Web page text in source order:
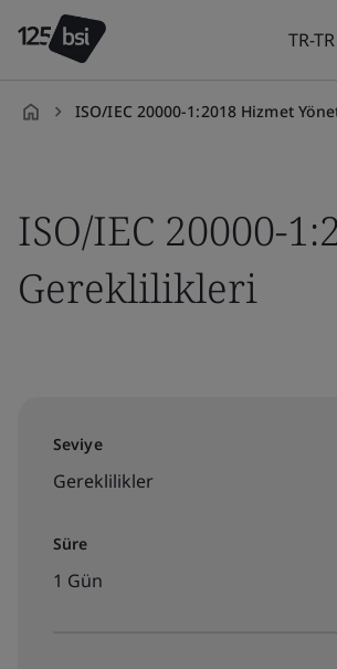
TR-TR
ISO/IEC 20000-1:2018 Hizmet
ISO/IEC 20000-
Gereklilikleri
Seviye
Gereklilikler
Süre
1 Gün